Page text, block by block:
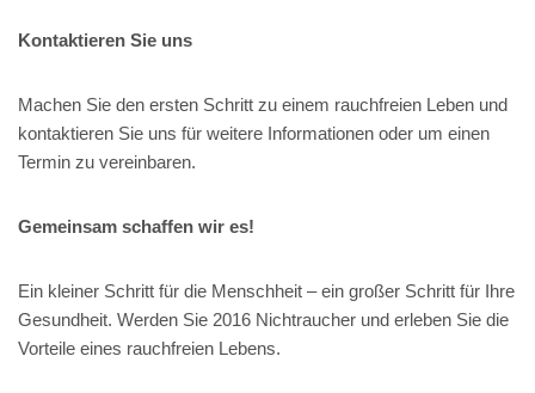
Kontaktieren Sie uns
Machen Sie den ersten Schritt zu einem rauchfreien Leben und
kontaktieren Sie uns für weitere Informationen oder um einen
Termin zu vereinbaren.
Gemeinsam schaffen wir es!
Ein kleiner Schritt für die Menschheit – ein großer Schritt für Ihre
Gesundheit. Werden Sie 2016 Nichtraucher und erleben Sie die
Vorteile eines rauchfreien Lebens.